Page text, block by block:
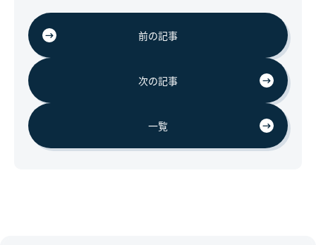
前の記事
次の記事
一覧